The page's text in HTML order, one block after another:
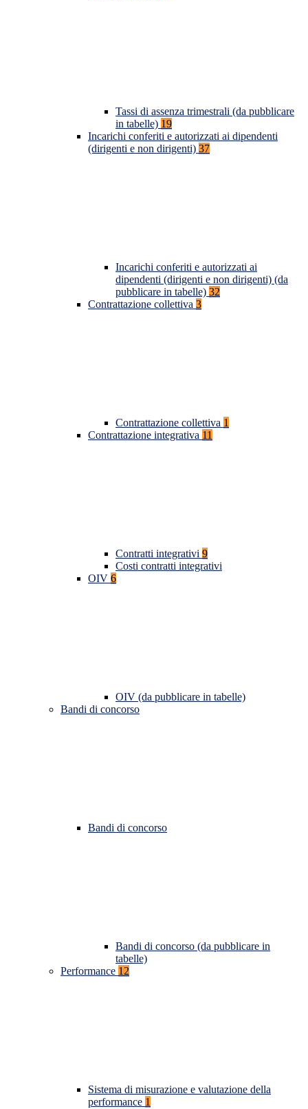
Tassi di assenza trimestrali (da pubblicare
in tabelle) 19
Incarichi conferiti e autorizzati ai dipendenti
(dirigenti e non dirigenti) 37
Incarichi conferiti e autorizzati ai
dipendenti (dirigenti e non dirigenti) (da
pubblicare in tabelle) 32
Contrattazione collettiva 3
Contrattazione collettiva 1
Contrattazione integrativa 11
Contratti integrativi 9
Costi contratti integrativi
OIV 6
OIV (da pubblicare in tabelle)
Bandi di concorso
Bandi di concorso
Bandi di concorso (da pubblicare in
tabelle)
Performance 12
Sistema di misurazione e valutazione della
performance 1